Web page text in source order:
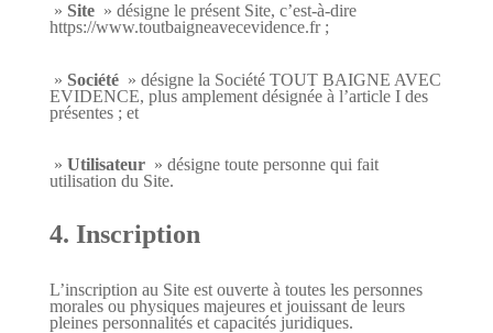
» Site » désigne le présent Site, c’est-à-dire
https://www.toutbaigneavecevidence.fr;
» Société » désigne la Société TOUT BAIGNE AVEC
EVIDENCE, plus amplement désignée à l’article I des
présentes ; et
» Utilisateur » désigne toute personne qui fait
utilisation du Site.
4. Inscription
L’inscription au Site est ouverte à toutes les personnes
morales ou physiques majeures et jouissant de leurs
pleines personnalités et capacités juridiques.